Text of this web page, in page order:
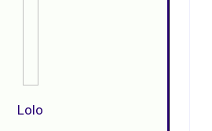
Lolo